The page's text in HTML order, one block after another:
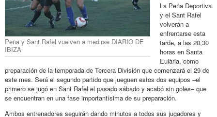
Peña y Sant Rafel vuelven a medirse DIARIO DE
IBIZA
La Peña Deportiva
y el Sant Rafel
volverán a
enfrentarse esta
tarde, a las 20,30
horas en Santa
Eulària, como
preparación de la temporada de Tercera División que comenzará el 29 de
este mes. Será el segundo partido que jueguen estos dos equipos –el
primero se jugó en Sant Rafel el pasado sábado y acabó sin goles– que
se encuentran en una fase importantísima de su preparación.
Ambos entrenadores seguirán dando minutos a todos sus jugadores y